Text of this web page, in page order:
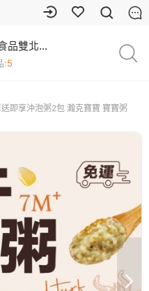
品雙北門
:5
即享沖泡粥2包 瀚克寶寶 寶寶粥